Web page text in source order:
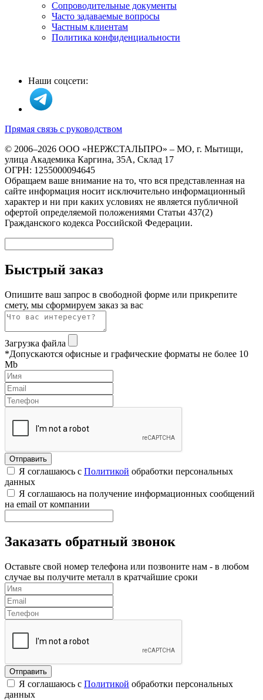
Сопроводительные документы
Часто задаваемые вопросы
Частным клиентам
Политика конфиденциальности
Наши соцсети:
Прямая связь с руководством
© 2006–2026 ООО «НЕРЖСТАЛЬПРО» – МО, г. Мытищи,
улица Академика Каргина, 35А, Склад 17
ОГРН: 1255000094645
Обращаем ваше внимание на то, что вся представленная на
сайте информация носит исключительно информационный
характер и ни при каких условиях не является публичной
офертой определяемой положениями Статьи 437(2)
Гражданского кодекса Российской Федерации.
Быстрый заказ
Опишите ваш запрос в свободной форме или прикрепите
смету, мы сформируем заказ за вас
Загрузка файла
*Допускаются офисные и графические форматы не более 10
Mb
Я соглашаюсь с Политикой обработки персональных
данных
Я соглашаюсь на получение информационных сообщений
на email от компании
Заказать обратный звонок
Оставьте свой номер телефона или позвоните нам - в любом
случае вы получите металл в кратчайшие сроки
Я соглашаюсь с Политикой обработки персональных
данных